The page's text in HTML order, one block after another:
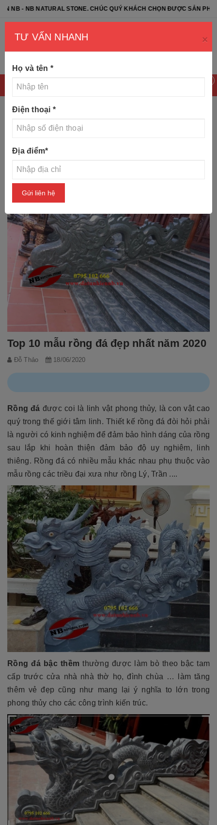
NATURAL STONE. CHÚC QUÝ KHÁCH CHỌN ĐƯỢC SẢN PHẨM ƯNG Ý
2020
Top 10 mẫu rồng đá đẹp nhất năm 2020
Đỗ Thảo 18/06/2020
Rồng đá được coi là linh vật phong thủy, là con vật cao
quý trong thế giới tâm linh. Thiết kế rồng đá đòi hỏi phải
là người có kinh nghiệm để đảm bảo hình dáng của rồng
sau lắp khi hoàn thiện đảm bảo độ uy nghiêm, linh
thiêng. Rồng đá có nhiều mẫu khác nhau phụ thuộc vào
mẫu rồng các triều đại xưa như rồng Lý, Trần ....
Rồng đá bậc thềm thường được làm bò theo bậc tam
cấp trước cửa nhà nhà thờ họ, đình chùa … làm tăng
thêm vẻ đẹp cũng như mang lại ý nghĩa to lớn trong
phong thủy cho các công trình kiến trúc.
TƯ VẤN NHANH ×
Họ và tên *
Điện thoại *
Địa điểm*
Gửi liên hệ